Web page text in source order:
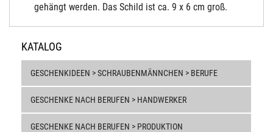
gehängt werden. Das Schild ist ca. 9 x 6 cm groß.
KATALOG
GESCHENKIDEEN > SCHRAUBENMÄNNCHEN > BERUFE
GESCHENKE NACH BERUFEN > HANDWERKER
GESCHENKE NACH BERUFEN > PRODUKTION